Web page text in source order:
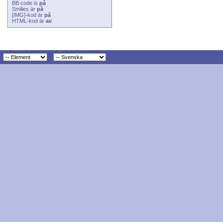
BB code is på
Smilies är på
[IMG]-kod är på
HTML-kod är av